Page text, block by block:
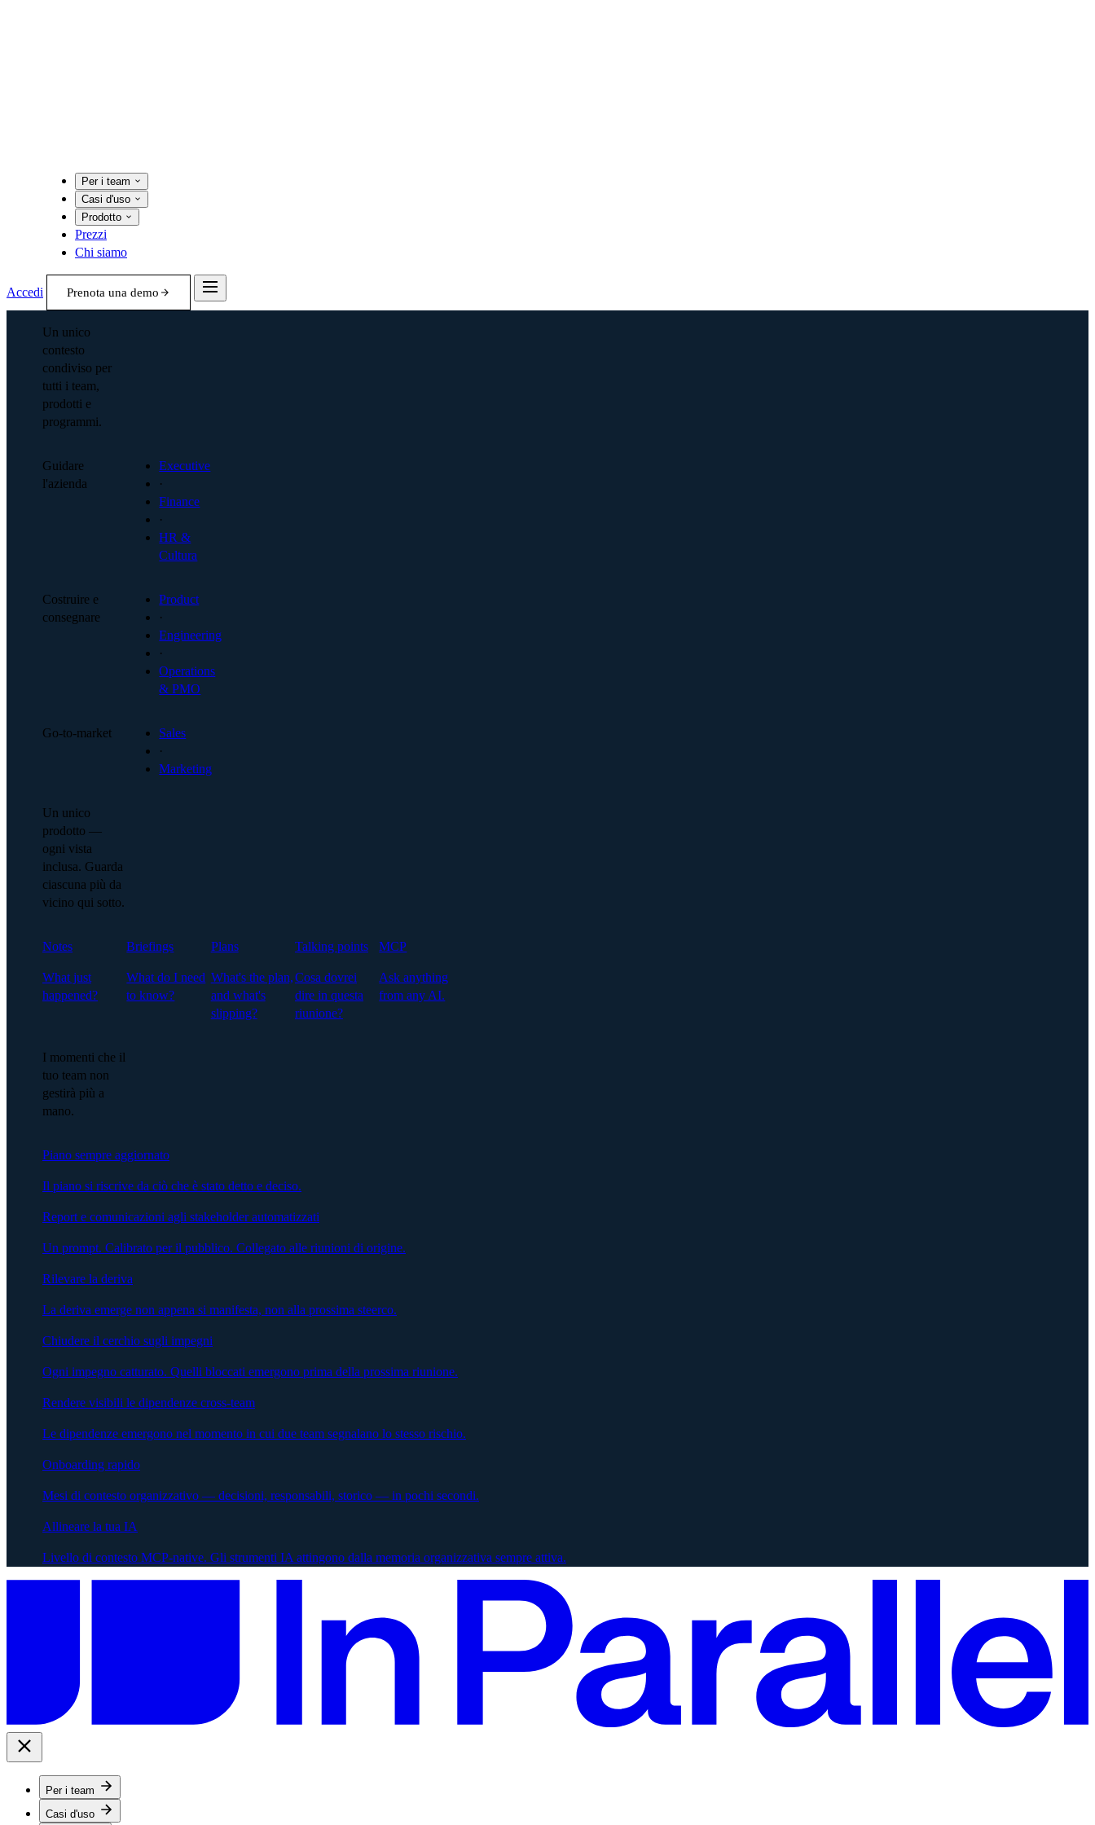
Per i team
Casi d'uso
Prodotto
Prezzi
Chi siamo
Accedi Prenota una demo
Un unico
contesto
condiviso per
tutti i team,
prodotti e
programmi.
Guidare
l'azienda
Executive
·
Finance
·
HR &
Cultura
Costruire e
consegnare
Product
·
Engineering
·
Operations
& PMO
Go-to-market
Sales
·
Marketing
Un unico
prodotto —
ogni vista
inclusa. Guarda
ciascuna più da
vicino qui sotto.
Notes
What just
happened?
Briefings
What do I need
to know?
Plans
What's the plan,
and what's
slipping?
Talking points
Cosa dovrei
dire in questa
riunione?
MCP
Ask anything
from any AI.
I momenti che il
tuo team non
gestirà più a
mano.
Piano sempre aggiornato
Il piano si riscrive da ciò che è stato detto e deciso.
Report e comunicazioni agli stakeholder automatizzati
Un prompt. Calibrato per il pubblico. Collegato alle riunioni di origine.
Rilevare la deriva
La deriva emerge non appena si manifesta, non alla prossima steerco.
Chiudere il cerchio sugli impegni
Ogni impegno catturato. Quelli bloccati emergono prima della prossima riunione.
Rendere visibili le dipendenze cross-team
Le dipendenze emergono nel momento in cui due team segnalano lo stesso rischio.
Onboarding rapido
Mesi di contesto organizzativo — decisioni, responsabili, storico — in pochi secondi.
Allineare la tua IA
Livello di contesto MCP-native. Gli strumenti IA attingono dalla memoria organizzativa sempre attiva.
Per i team
Casi d'uso